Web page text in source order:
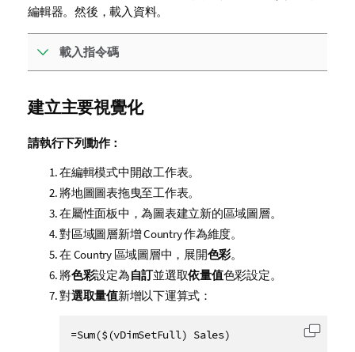
編輯器。然後，載入資料。
載入指令碼
建立主要視覺化
請執行下列動作：
在編輯模式中開啟工作表。
將地圖圖表拖曳至工作表。
在屬性面板中，為圖表建立新的區域圖層。
對區域圖層新增Country作為維度。
在 Country區域圖層中，展開色彩。
將色彩設定為自訂並選取依量值色彩設定。
對選取量值新增以下運算式：
=Sum($(vDimSetFull) Sales) 將代碼